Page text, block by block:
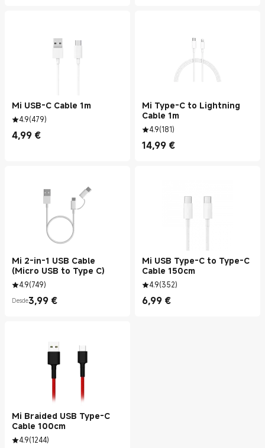
Mi USB-C Cable 1m
4.9(479)
4,99 €
Current Price €4.99
Mi Type-C to Lightning
Cable 1m
4.9(181)
14,99 €
Current Price €14.99
Mi 2-in-1 USB Cable
(Micro USB to Type C)
4.9(749)
Desde3,99 €
Current Price €3.99
Mi USB Type-C to Type-C
Cable 150cm
4.9(352)
6,99 €
Current Price €6.99
Mi Braided USB Type-C
Cable 100cm
4.9(1244)